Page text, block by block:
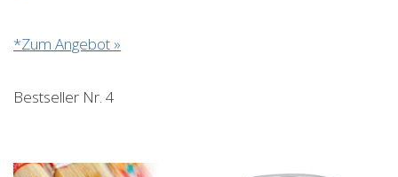
*Zum Angebot »
Bestseller Nr. 4